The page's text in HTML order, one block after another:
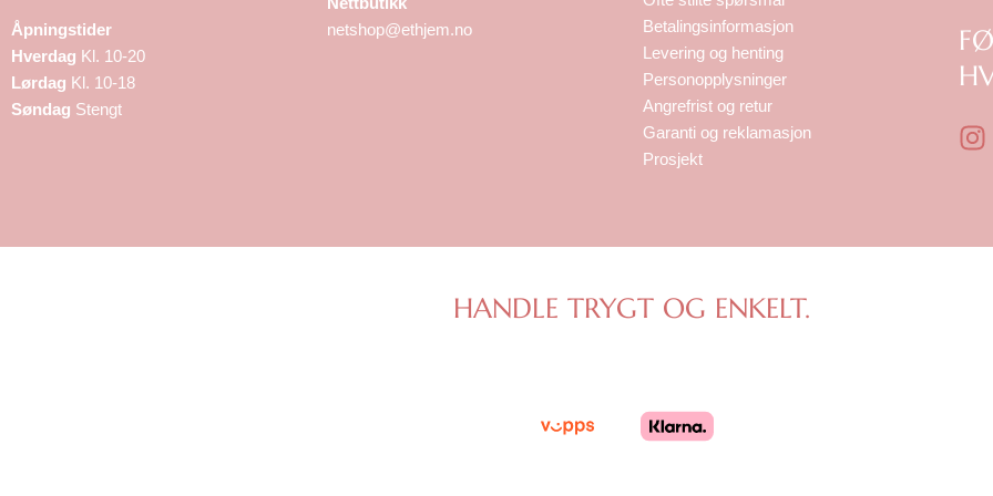
Åpningstider
Hverdag Kl. 10-20
Lørdag Kl. 10-18
Søndag Stengt
netshop@ethjem.no
Betalingsinformasjon
Levering og henting
Personopplysninger
Angrefrist og retur
Garanti og reklamasjon
Prosjekt
I
a
HANDLE TRYGT OG ENKELT.